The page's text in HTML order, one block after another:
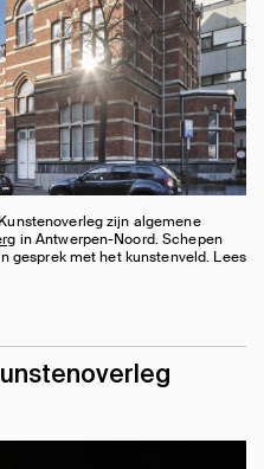
zijn algemene
in Antwerpen-Noord. Schepen
gesprek met het kunstenveld. Lees